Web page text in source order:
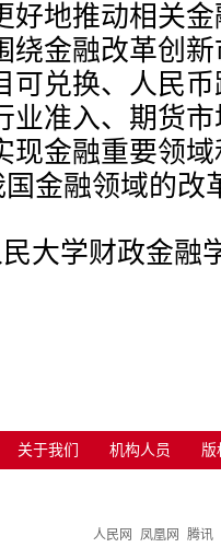
好地推动相关
绕金融改革创
可兑换、人民
业准入、期货
现金融重要领
国金融领域的改
大学财政金融
关于我们 机构人员 版
人民网 凤凰网 腾讯